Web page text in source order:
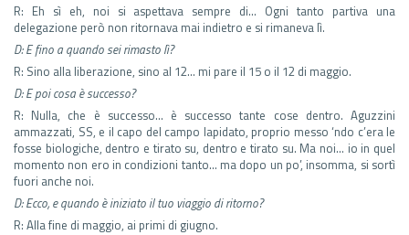
R: Eh sì eh, noi si aspettava sempre di… Ogni tanto partiva una
delegazione però non ritornava mai indietro e si rimaneva lì.
D: E fino a quando sei rimasto lì?
R: Sino alla liberazione, sino al 12… mi pare il 15 o il 12 di maggio.
D: E poi cosa è successo?
R: Nulla, che è successo… è successo tante cose dentro. Aguzzini
ammazzati, SS, e il capo del campo lapidato, proprio messo ‘ndo c’era le
fosse biologiche, dentro e tirato su, dentro e tirato su. Ma noi… io in quel
momento non ero in condizioni tanto… ma dopo un po’, insomma, si sortì
fuori anche noi.
D: Ecco, e quando è iniziato il tuo viaggio di ritorno?
R: Alla fine di maggio, ai primi di giugno.